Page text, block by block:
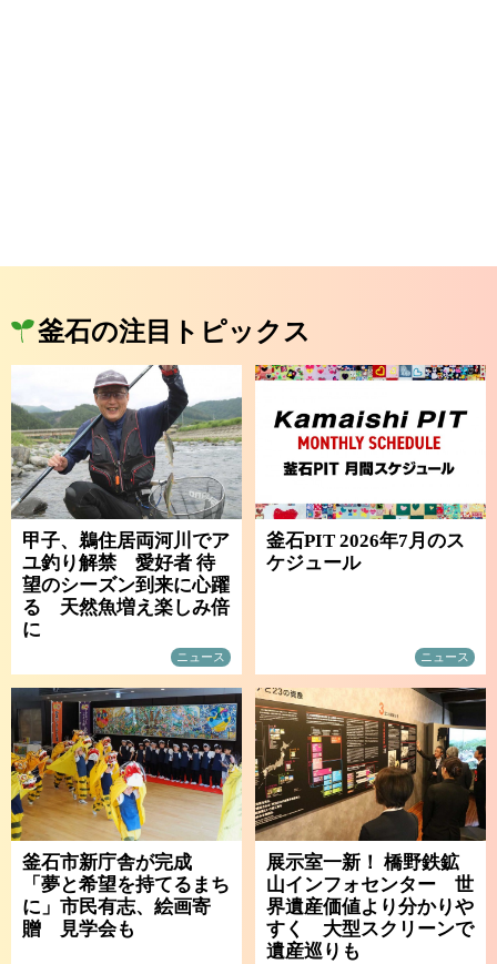
釜石の注目トピックス
甲子、鵜住居両河川でア
ユ釣り解禁 愛好者 待
望のシーズン到来に心躍
る 天然魚増え楽しみ倍
に
ニュース
釜石PIT 2026年7月のス
ケジュール
ニュース
釜石市新庁舎が完成
「夢と希望を持てるまち
に」市民有志、絵画寄
贈 見学会も
展示室一新！ 橋野鉄鉱
山インフォセンター 世
界遺産価値より分かりや
すく 大型スクリーンで
遺産巡りも